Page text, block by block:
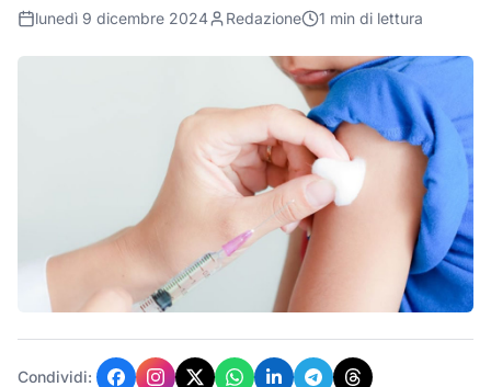
lunedì 9 dicembre 2024 Redazione 1 min di lettura
Condividi: